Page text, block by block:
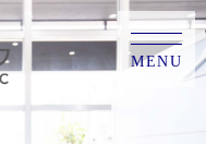
MENU